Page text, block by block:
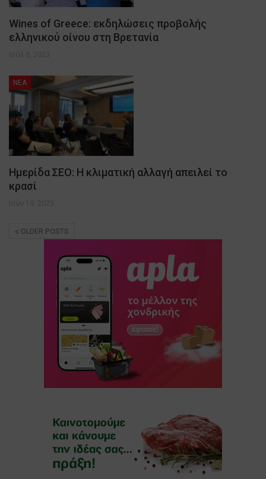
Wines of Greece: εκδηλώσεις προβολής
ελληνικού οίνου στη Βρετανία
Ιούλ 6, 2023
NEA
Ημερίδα ΣΕΟ: Η κλιματική αλλαγή απειλεί το
κρασί
Ιούν 19, 2023
OLDER POSTS